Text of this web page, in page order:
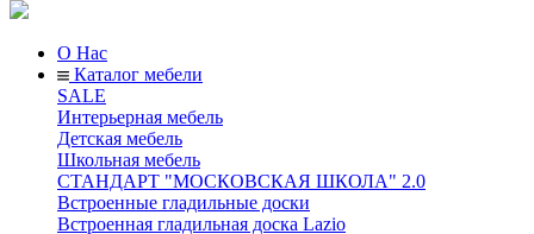
О Нас
Каталог мебели
SALE
Интерьерная мебель
Детская мебель
Школьная мебель
СТАНДАРТ "МОСКОВСКАЯ ШКОЛА" 2.0
Встроенные гладильные доски
Встроенная гладильная доска Lazio